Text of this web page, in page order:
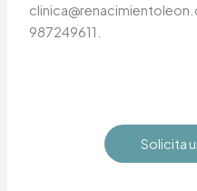
987249611.
Solicita